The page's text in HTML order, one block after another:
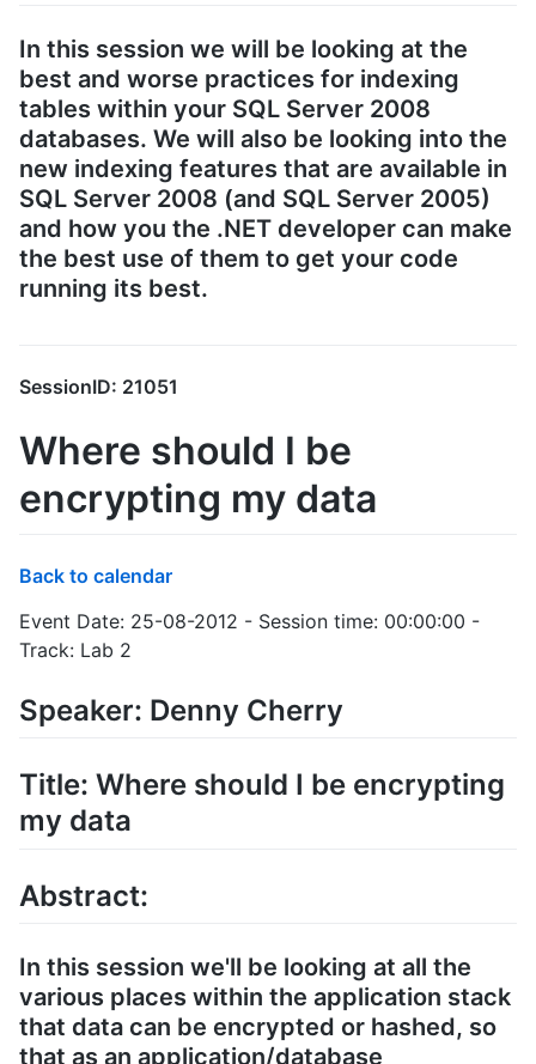
In this session we will be looking at the
best and worse practices for indexing
tables within your SQL Server 2008
databases. We will also be looking into the
new indexing features that are available in
SQL Server 2008 (and SQL Server 2005)
and how you the .NET developer can make
the best use of them to get your code
running its best.
SessionID: 21051
Where should I be
encrypting my data
Back to calendar
Event Date: 25-08-2012 - Session time: 00:00:00 -
Track: Lab 2
Speaker: Denny Cherry
Title: Where should I be encrypting
my data
Abstract:
In this session we'll be looking at all the
various places within the application stack
that data can be encrypted or hashed, so
that as an application/database